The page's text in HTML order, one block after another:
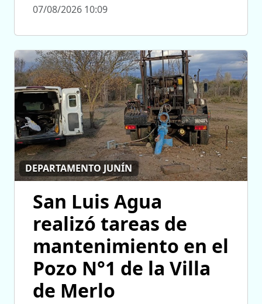
07/08/2026 10:09
DEPARTAMENTO JUNÍN
San Luis Agua
realizó tareas de
mantenimiento en el
Pozo N°1 de la Villa
de Merlo